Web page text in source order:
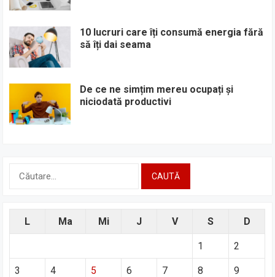
10 lucruri care îți consumă energia fără
să îți dai seama
De ce ne simțim mereu ocupați și
niciodată productivi
L Ma Mi J V S D
1 2
3 4 5 6 7 8 9